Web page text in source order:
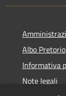
Albo Pretorio
Informativa
Note legali